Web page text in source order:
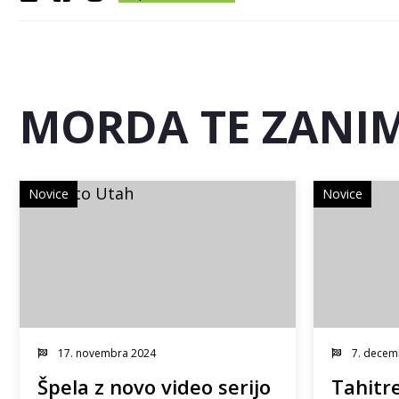
MORDA TE
17. novembra 2024
Špela z novo video serijo
Novice
7.
Novice